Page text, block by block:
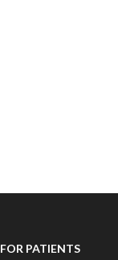
FOR PATIENTS